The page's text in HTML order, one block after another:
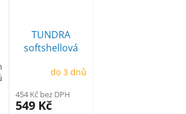
TUNDRA
softshellová
do 3 dnů
454 Kč bez DPH
549 Kč